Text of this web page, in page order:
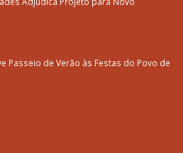
Passeio de Verão às Festas do Povo de